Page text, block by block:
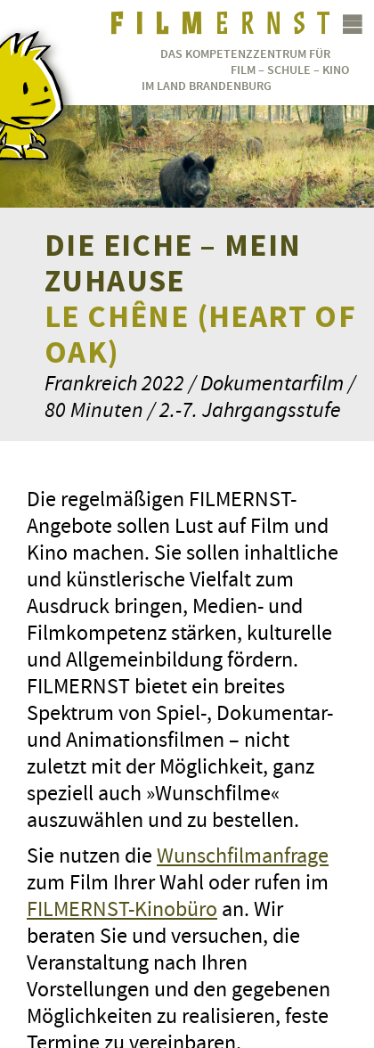
DAS KOMPETENZZENTRUM FÜR
FILM – SCHULE – KINO
IM LAND BRANDENBURG
DIE EICHE – MEIN
ZUHAUSE
LE CHÊNE (HEART OF
OAK)
Frankreich 2022 / Dokumentarfilm /
80 Minuten / 2.-7. Jahrgangsstufe
Die regelmäßigen FILMERNST-
Angebote sollen Lust auf Film und
Kino machen. Sie sollen inhaltliche
und künstlerische Vielfalt zum
Ausdruck bringen, Medien- und
Filmkompetenz stärken, kulturelle
und Allgemeinbildung fördern.
FILMERNST bietet ein breites
Spektrum von Spiel-, Dokumentar-
und Animationsfilmen – nicht
zuletzt mit der Möglichkeit, ganz
speziell auch »Wunschfilme«
auszuwählen und zu bestellen.
Sie nutzen dieWunschfilmanfrage
zum Film Ihrer Wahl oder rufen im
FILMERNST-Kinobüro an. Wir
beraten Sie und versuchen, die
Veranstaltung nach Ihren
Vorstellungen und den gegebenen
Möglichkeiten zu realisieren, feste
Termine zu vereinbaren,